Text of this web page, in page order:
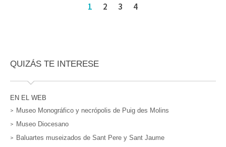
1 2 3 4
QUIZÁS TE INTERESE
EN EL WEB
Museo Monográfico y necrópolis de Puig des Molins
Museo Diocesano
Baluartes museizados de Sant Pere y Sant Jaume